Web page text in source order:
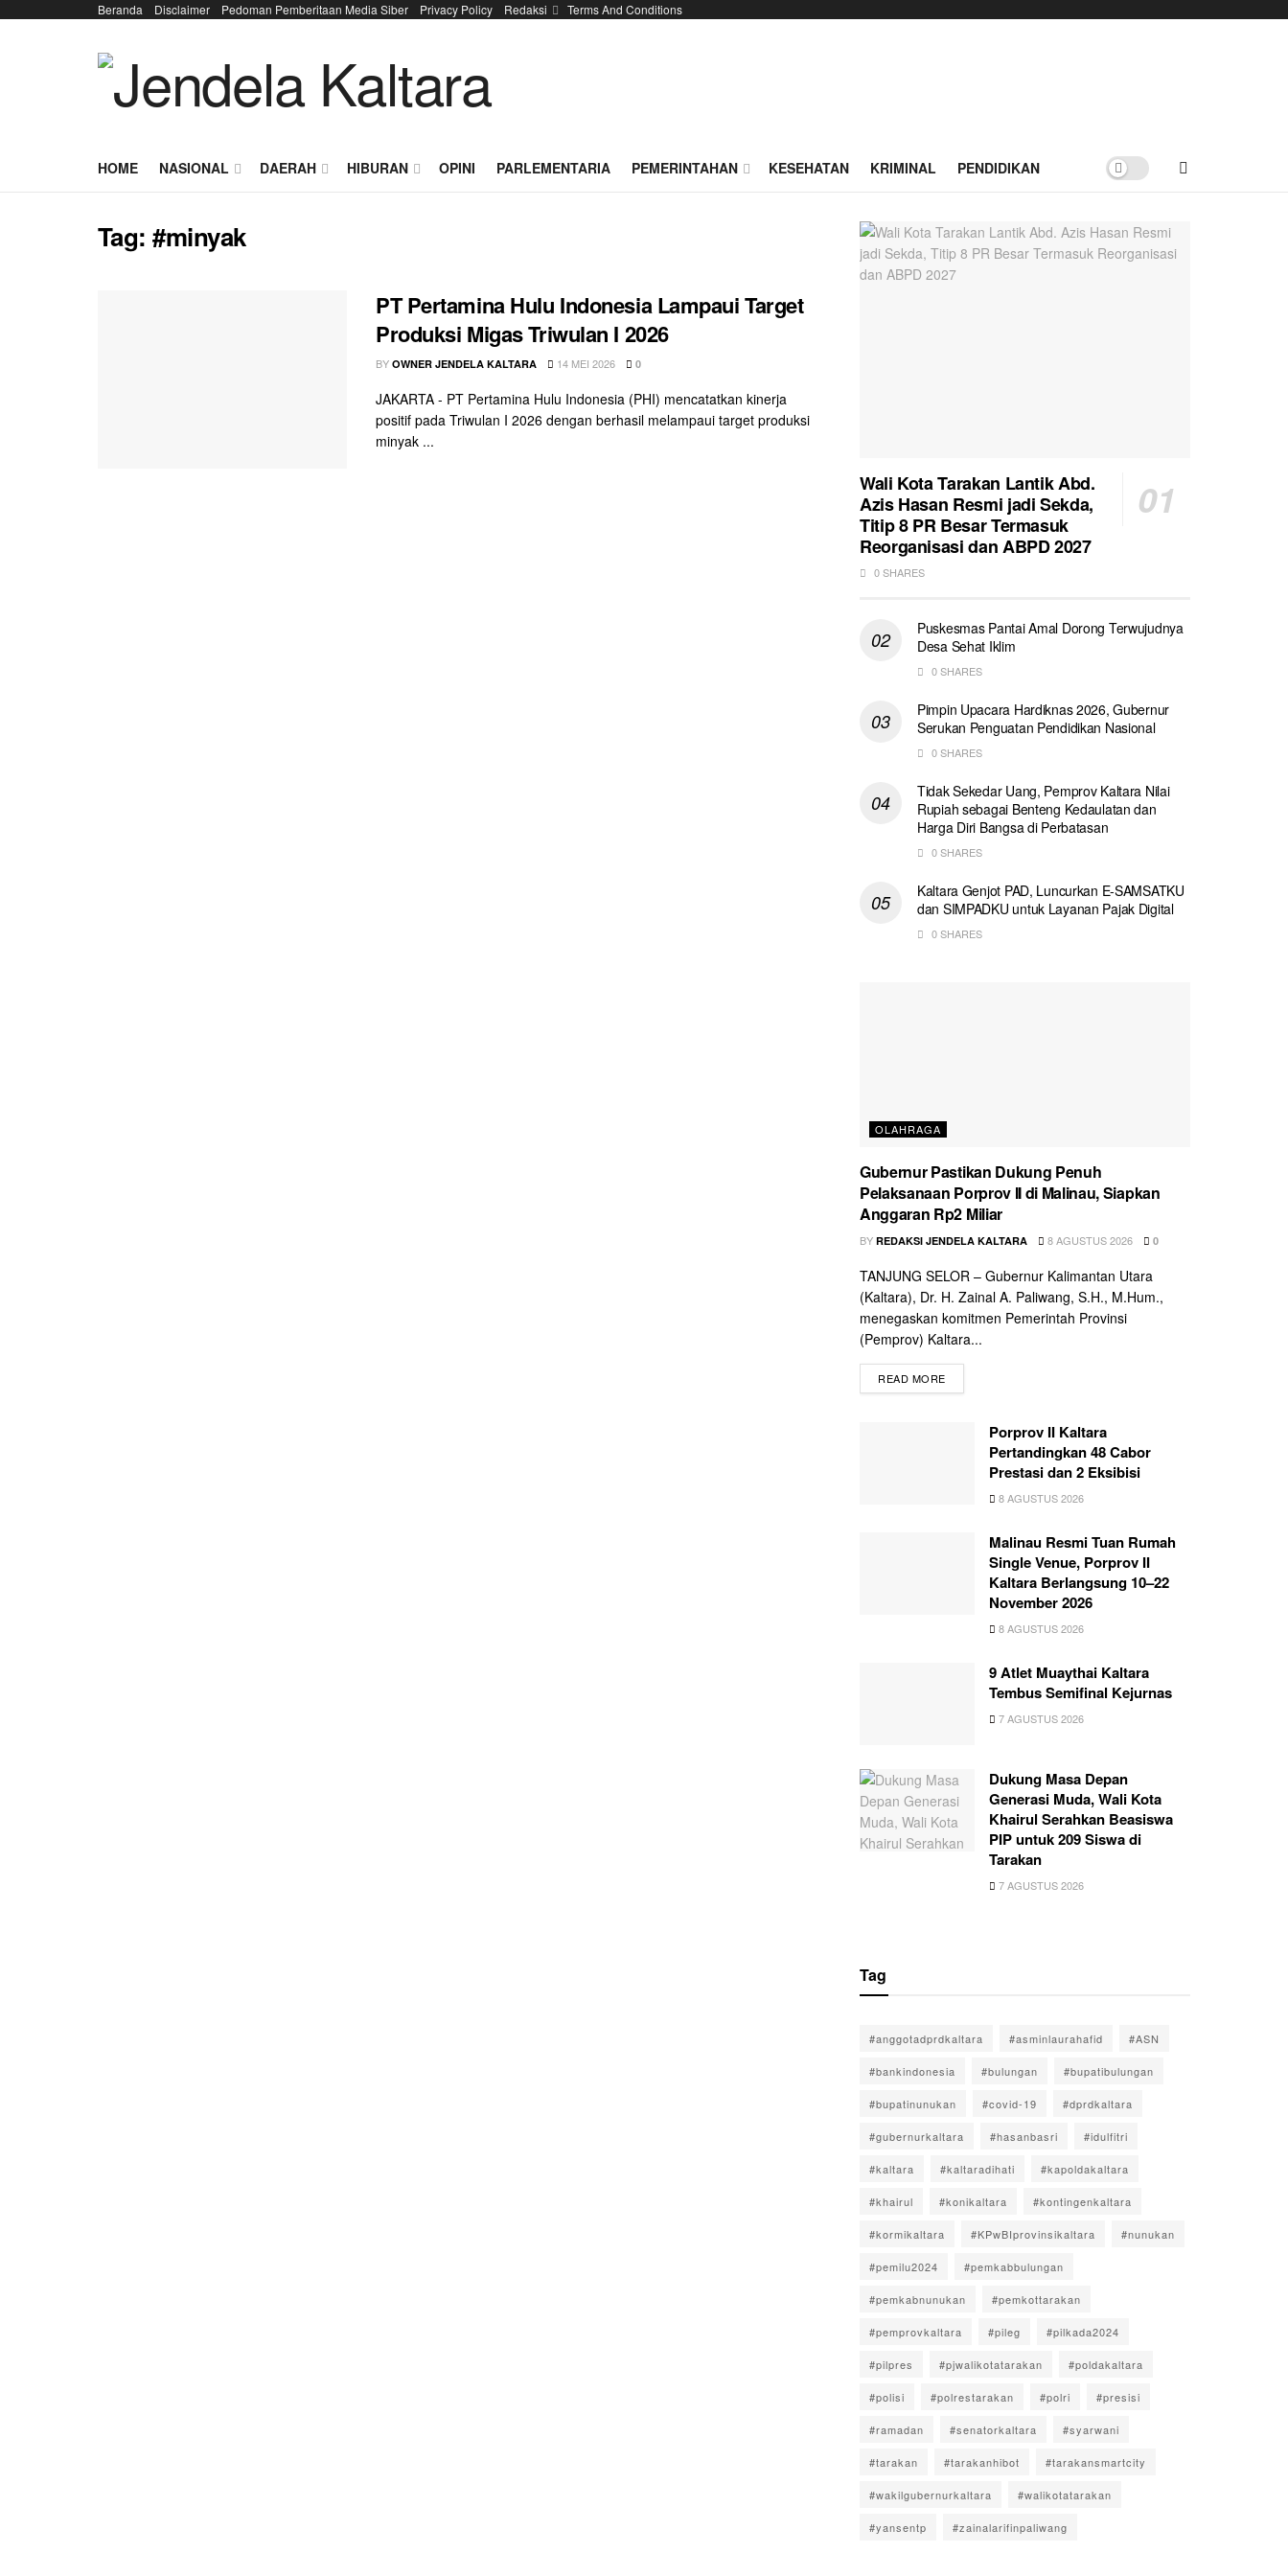
Beranda Disclaimer Pedoman Pemberitaan Media Siber Privacy Policy Redaksi Terms And Conditions
HOME NASIONAL DAERAH HIBURAN OPINI PARLEMENTARIA PEMERINTAHAN KESEHATAN KRIMINAL PENDIDIKAN
Tag:#minyak
PT Pertamina Hulu Indonesia Lampaui Target
Produksi Migas Triwulan I 2026
BY OWNER JENDELA KALTARA 14 MEI 2026 0
JAKARTA - PT Pertamina Hulu Indonesia (PHI) mencatatkan kinerja
positif pada Triwulan I 2026 dengan berhasil melampaui target produksi
minyak ...
Wali Kota Tarakan Lantik Abd.
Azis Hasan Resmi jadi Sekda,
Titip 8 PR Besar Termasuk
Reorganisasi dan ABPD 2027
0 SHARES
Puskesmas Pantai Amal Dorong Terwujudnya
Desa Sehat Iklim
0 SHARES
Pimpin Upacara Hardiknas 2026, Gubernur
Serukan Penguatan Pendidikan Nasional
0 SHARES
Tidak Sekedar Uang, Pemprov Kaltara Nilai
Rupiah sebagai Benteng Kedaulatan dan
Harga Diri Bangsa di Perbatasan
0 SHARES
Kaltara Genjot PAD, Luncurkan E-SAMSATKU
dan SIMPADKU untuk Layanan Pajak Digital
0 SHARES
OLAHRAGA
Gubernur Pastikan Dukung Penuh
Pelaksanaan Porprov II di Malinau, Siapkan
Anggaran Rp2 Miliar
BY REDAKSI JENDELA KALTARA 8 AGUSTUS 2026 0
TANJUNG SELOR – Gubernur Kalimantan Utara
(Kaltara), Dr. H. Zainal A. Paliwang, S.H., M.Hum.,
menegaskan komitmen Pemerintah Provinsi
(Pemprov) Kaltara...
READ MORE
Porprov II Kaltara
Pertandingkan 48 Cabor
Prestasi dan 2 Eksibisi
8 AGUSTUS 2026
Malinau Resmi Tuan Rumah
Single Venue, Porprov II
Kaltara Berlangsung 10–22
November 2026
8 AGUSTUS 2026
9 Atlet Muaythai Kaltara
Tembus Semifinal Kejurnas
7 AGUSTUS 2026
Dukung Masa Depan
Generasi Muda, Wali Kota
Khairul Serahkan Beasiswa
PIP untuk 209 Siswa di
Tarakan
7 AGUSTUS 2026
Tag
#anggotadprdkaltara #asminlaurahafid #ASN
#bankindonesia #bulungan #bupatibulungan
#bupatinunukan #covid-19 #dprdkaltara
#gubernurkaltara #hasanbasri #idulfitri
#kaltara #kaltaradihati #kapoldakaltara
#khairul #konikaltara #kontingenkaltara
#kormikaltara #KPwBIprovinsikaltara #nunukan
#pemilu2024 #pemkabbulungan
#pemkabnunukan #pemkottarakan
#pemprovkaltara #pileg #pilkada2024
#pilpres #pjwalikotatarakan #poldakaltara
#polisi #polrestarakan #polri #presisi
#ramadan #senatorkaltara #syarwani
#tarakan #tarakanhibot #tarakansmartcity
#wakilgubernurkaltara #walikotatarakan
#yansentp #zainalarifinpaliwang